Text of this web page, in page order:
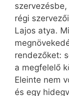
régi
Lajos atya.
rendezőket:
a megfelelő
Eleinte nem
és egy